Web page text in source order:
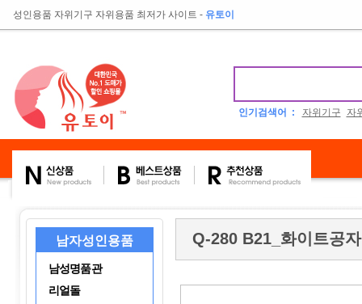
성인용품 자위기구 자위용품 최저가 사이트 - 유토이
인기검색어 : 자위기구 자
남자성인용품
남성명품관
리얼돌
Q-280 B21_화이트공